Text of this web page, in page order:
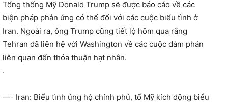
Tổng thống Mỹ Donald Trump sẽ được báo cáo về các
biện pháp phản ứng có thể đối với các cuộc biểu tình ở
Iran. Ngoài ra, ông Trump cũng tiết lộ hôm qua rằng
Tehran đã liên hệ với Washington về các cuộc đàm phán
liên quan đến thỏa thuận hạt nhân.
.
—- Iran: Biểu tình ủng hộ chính phủ, tố Mỹ kích động biểu